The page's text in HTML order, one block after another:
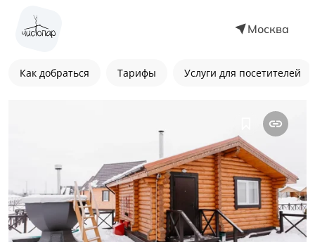
Москва
Как добраться Тарифы Услуги для посетителей